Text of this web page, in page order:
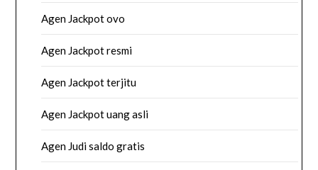
Agen Jackpot ovo
Agen Jackpot resmi
Agen Jackpot terjitu
Agen Jackpot uang asli
Agen Judi saldo gratis